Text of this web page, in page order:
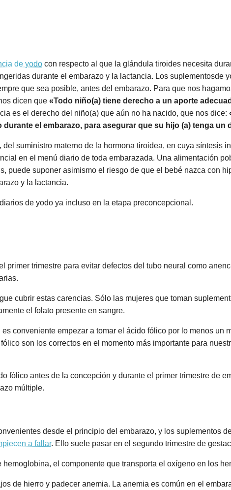
de yodo con respecto al que la glándula tiroides necesita
durante el embarazo y la lactancia. Los suplementosde
que sea posible, antes del embarazo. Para que nos
dicen que «Todo niño(a) tiene derecho a un aporte
es el derecho del niño(a) que aún no ha nacido, que nos dice:
durante el embarazo, para asegurar que su hijo (a) tenga un
suministro materno de la hormona tiroidea, en cuya síntesis
en el menú diario de toda embarazada. Una alimentación
puede suponer asimismo el riesgo de que el bebé nazca con
y la lactancia.
de yodo ya incluso en la etapa preconcepcional.
primer trimestre para evitar defectos del tubo neural como
cubrir estas carencias. Sólo las mujeres que toman
el folato presente en sangre.
conveniente empezar a tomar el ácido fólico por lo menos un
son los correctos en el momento más importante para
fólico antes de la concepción y durante el primer trimestre de
múltiple.
desde el principio del embarazo, y los suplementos
a fallar. Ello suele pasar en el segundo trimestre de
el componente que transporta el oxígeno en los
de hierro y padecer anemia. La anemia es común en el